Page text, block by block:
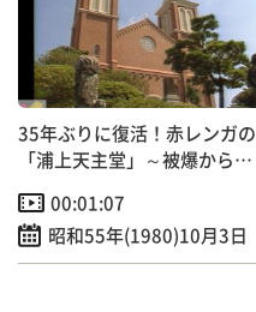
35年ぶりに復活！赤レンガの
「浦上天主堂」～被爆からの
～00:01:07
昭和55年(1980)10月3日